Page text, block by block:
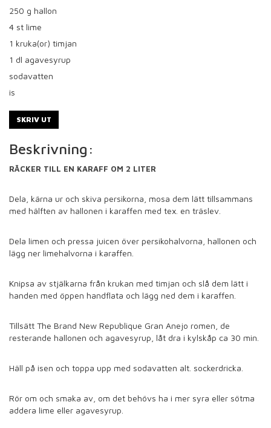
250 g hallon
4 st lime
1 kruka(or) timjan
1 dl agavesyrup
sodavatten
is
SKRIV UT
Beskrivning:
RÄCKER TILL EN KARAFF OM 2 LITER
Dela, kärna ur och skiva persikorna, mosa dem lätt tillsammans
med hälften av hallonen i karaffen med tex. en träslev.
Dela limen och pressa juicen över persikohalvorna, hallonen och
lägg ner limehalvorna i karaffen.
Knipsa av stjälkarna från krukan med timjan och slå dem lätt i
handen med öppen handflata och lägg ned dem i karaffen.
Tillsätt The Brand New Republique Gran Anejo romen, de
resterande hallonen och agavesyrup, låt dra i kylskåp ca 30 min.
Häll på isen och toppa upp med sodavatten alt. sockerdricka.
Rör om och smaka av, om det behövs ha i mer syra eller sötma
addera lime eller agavesyrup.